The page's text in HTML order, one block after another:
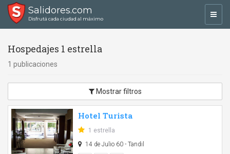
Salidores.com
Disfrutá cada ciudad al máximo
Hospedajes 1 estrella
1 publicaciones
Mostrar filtros
Hotel Turista
1 estrella
14 de Julio 60 - Tandil